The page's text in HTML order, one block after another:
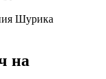
Шурика
на